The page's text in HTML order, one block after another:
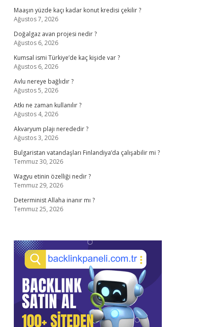
Maaşın yüzde kaçı kadar konut kredisi çekilir ?
Ağustos 7, 2026
Doğalgaz avan projesi nedir ?
Ağustos 6, 2026
Kumsal ismi Türkiye’de kaç kişide var ?
Ağustos 6, 2026
Avlu nereye bağlıdır ?
Ağustos 5, 2026
Atkı ne zaman kullanılır ?
Ağustos 4, 2026
Akvaryum plajı nerededir ?
Ağustos 3, 2026
Bulgaristan vatandaşları Finlandiya’da çalışabilir mi ?
Temmuz 30, 2026
Wagyu etinin özelliği nedir ?
Temmuz 29, 2026
Determinist Allaha inanır mı ?
Temmuz 25, 2026